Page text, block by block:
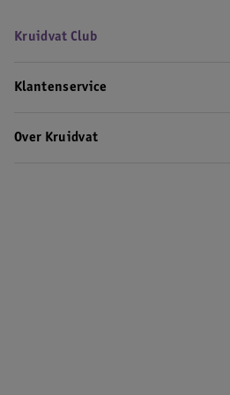
Kruidvat Club
Klantenservice
Over Kruidvat